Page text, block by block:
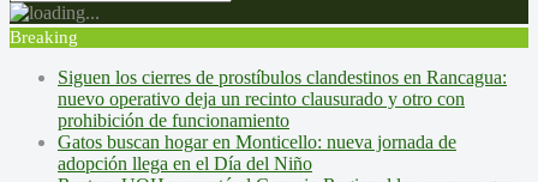
Breaking
Siguen los cierres de prostíbulos clandestinos en Rancagua:
nuevo operativo deja un recinto clausurado y otro con
prohibición de funcionamiento
Gatos buscan hogar en Monticello: nueva jornada de
adopción llega en el Día del Niño